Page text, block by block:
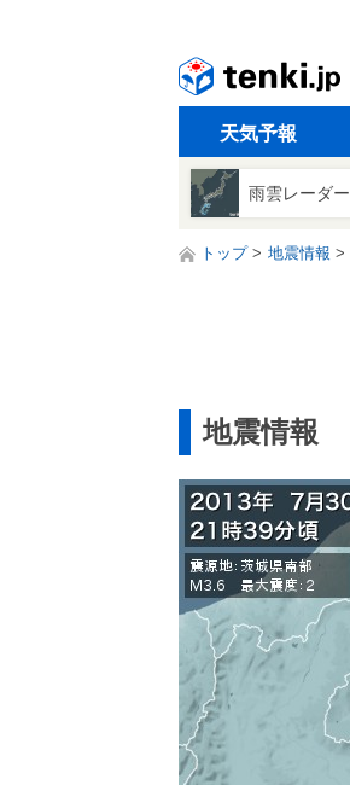
天気予報
雨雲レーダー
トップ 地震情報
地震情報